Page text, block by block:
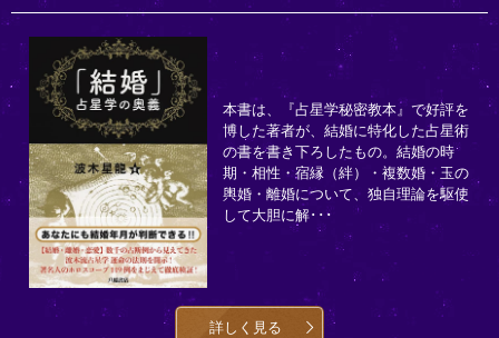
本書は、『占星学秘密教本』で好評を
博した著者が、結婚に特化した占星術
の書を書き下ろしたもの。結婚の時
期・相性・宿縁（絆）・複数婚・玉の
輿婚・離婚について、独自理論を駆使
して大胆に解･･･
詳しく見る